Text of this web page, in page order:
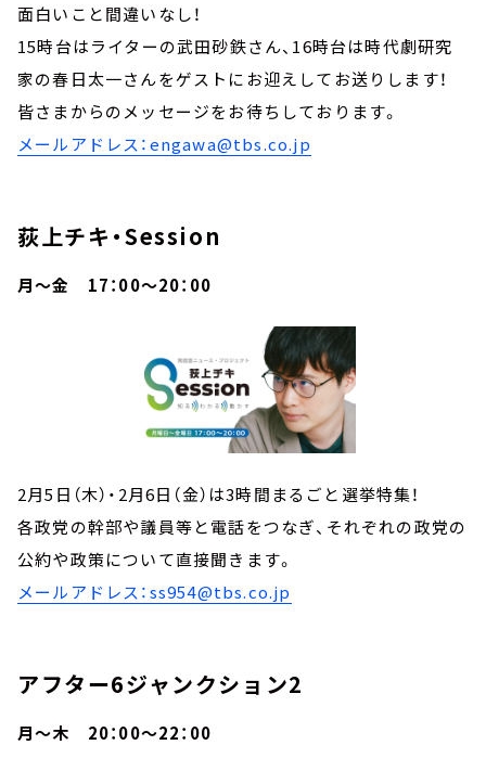
面白いこと間違いなし！
15時台はライターの武田砂鉄さん、16時台は時代劇研究
家の春日太一さんをゲストにお迎えしてお送りします！
皆さまからのメッセージをお待ちしております。
メールアドレス：engawa@tbs.co.jp
荻上チキ・Session
月～金 17：00～20：00
2月5日（木）・2月6日（金）は3時間まるごと選挙特集！
各政党の幹部や議員等と電話をつなぎ、それぞれの政党の
公約や政策について直接聞きます。
メールアドレス：ss954@tbs.co.jp
アフター6ジャンクション2
月～木 20：00～22：00